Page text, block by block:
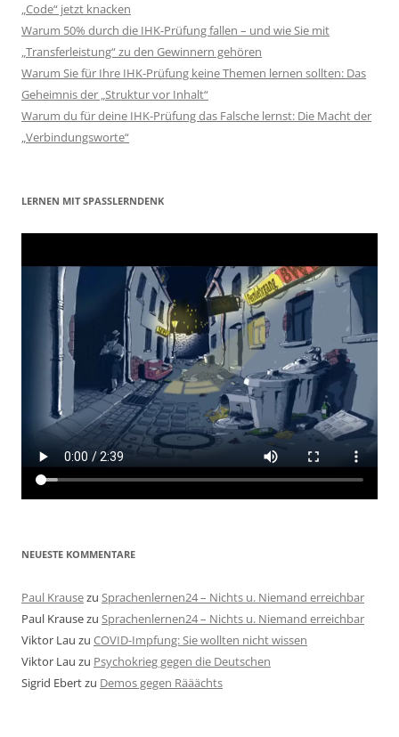
„Code“ jetzt knacken
Warum 50% durch die IHK-Prüfung fallen – und wie Sie mit
„Transferleistung“ zu den Gewinnern gehören
Warum Sie für Ihre IHK-Prüfung keine Themen lernen sollten: Das
Geheimnis der „Struktur vor Inhalt“
Warum du für deine IHK-Prüfung das Falsche lernst: Die Macht der
„Verbindungsworte“
LERNEN MIT SPASSLERNDENK
NEUESTE KOMMENTARE
Paul Krausezu Sprachenlernen24 – Nichts u. Niemand erreichbar
Paul Krausezu Sprachenlernen24 – Nichts u. Niemand erreichbar
Viktor Lau zu COVID-Impfung: Sie wollten nicht wissen
Viktor Lau zu Psychokrieg gegen die Deutschen
Sigrid Ebertzu Demos gegen Rääächts